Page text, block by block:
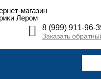
магазин
Лером
8 (999) 911-96-
Заказать